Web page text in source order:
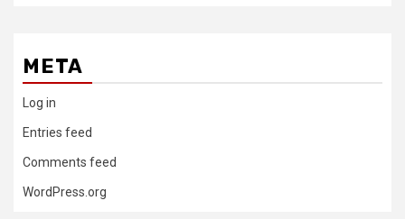
META
Log in
Entries feed
Comments feed
WordPress.org